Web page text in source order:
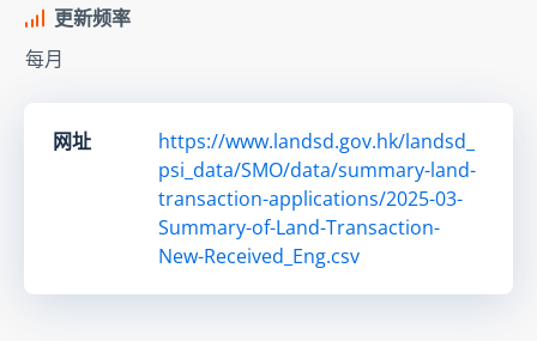
更新频率
每月
网址
https://www.landsd.gov.hk/landsd_
psi_data/SMO/data/summary-land-
transaction-applications/2025-03-
Summary-of-Land-Transaction-
New-Received_Eng.csv